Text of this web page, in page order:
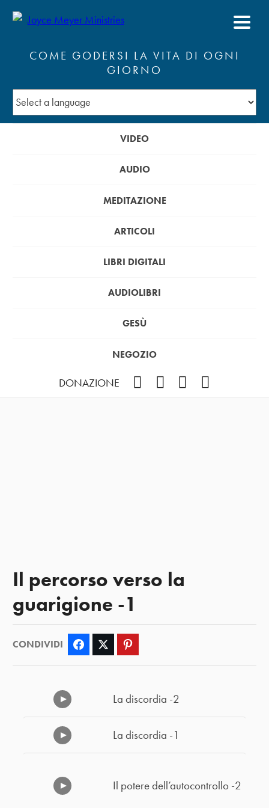
COME GODERSI LA VITA DI OGNI
GIORNO
VIDEO
AUDIO
MEDITAZIONE
ARTICOLI
LIBRI DIGITALI
AUDIOLIBRI
GESÙ
NEGOZIO
DONAZIONE
Il percorso verso la
guarigione -1
CONDIVIDI Facebook Twitter
La discordia -2
La discordia -1
Il potere dell’autocontrollo -2